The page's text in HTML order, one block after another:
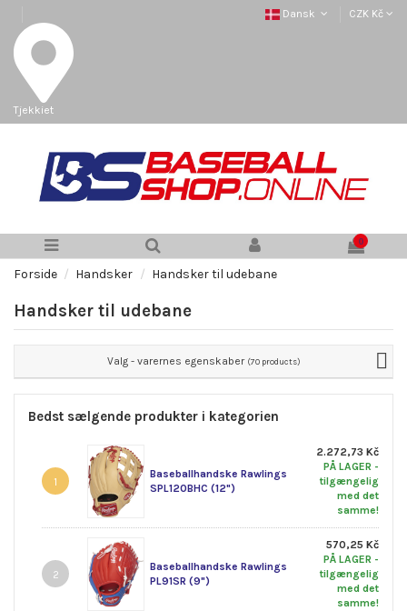
Tjekkiet
Dansk CZK Kč
0
Forside Handsker Handsker til udebane
Handsker til udebane
Valg - varernes egenskaber (70 products)
Bedst sælgende produkter i kategorien
1
Baseballhandske Rawlings
SPL120BHC (12")
2.272,73 Kč
PÅ LAGER -
tilgængelig
med det
samme!
2
Baseballhandske Rawlings
PL91SR (9")
570,25 Kč
PÅ LAGER -
tilgængelig
med det
samme!